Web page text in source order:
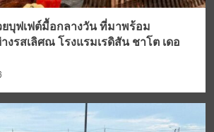
บุฟเฟต์มื้อกลางวัน ที่มาพร้อม
งรสเลิศณ โรงแรมเรดิสัน ชาโต เดอ